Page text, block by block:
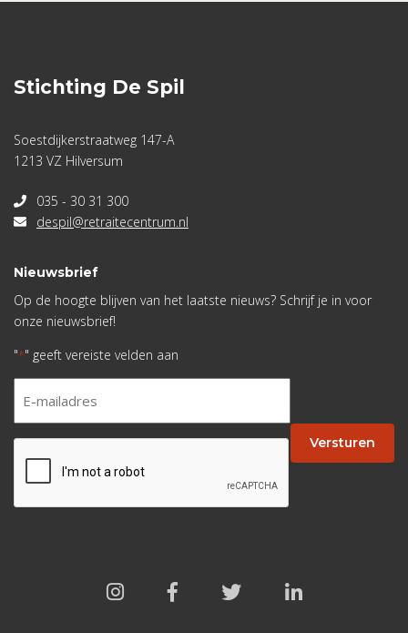
Stichting De Spil
Soestdijkerstraatweg 147-A
1213 VZ Hilversum
035 - 30 31 300
despil@retraitecentrum.nl
Nieuwsbrief
Op de hoogte blijven van het laatste nieuws? Schrijf je in voor
onze nieuwsbrief!
"*" geeft vereiste velden aan
* Versturen